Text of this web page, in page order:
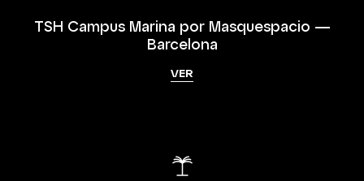
TSH Campus Marina por Masquespacio —
Barcelona
VER